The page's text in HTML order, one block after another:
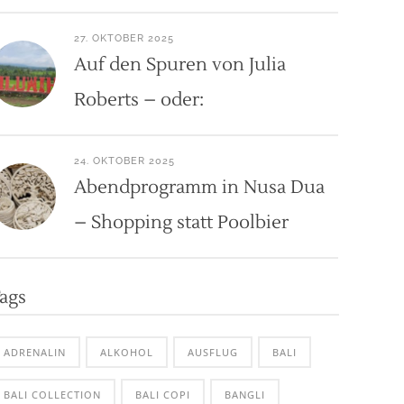
27. OKTOBER 2025
Auf den Spuren von Julia
Roberts – oder:
24. OKTOBER 2025
Abendprogramm in Nusa Dua
– Shopping statt Poolbier
ADRENALIN ALKOHOL AUSFLUG BALI
BALI COLLECTION BALI COPI BANGLI